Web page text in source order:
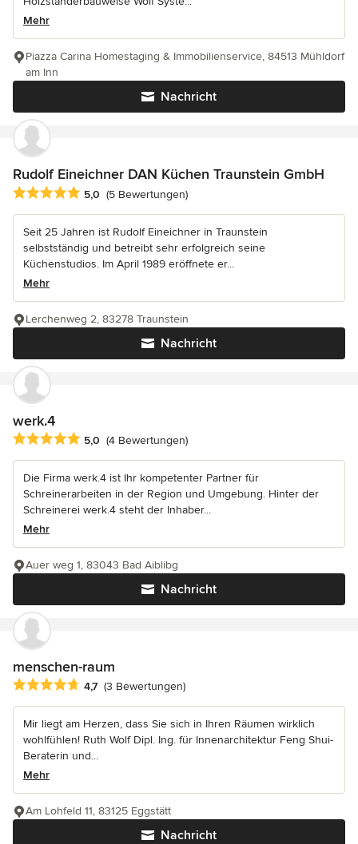
Mehr
Nachricht
Piazza Carina Homestaging & Immobilienservice, 84513 Mühldorf
am Inn
Rudolf Eineichner DAN Küchen Traunstein GmbH
Durchschnittliche Bewertung: 5 von 5 Sternen
5,0 (5 Bewertungen)
Seit 25 Jahren ist Rudolf Eineichner in Traunstein
selbstständig und betreibt sehr erfolgreich seine
Küchenstudios. Im April 1989 eröffnete er...
Mehr
Nachricht
Lerchenweg 2, 83278 Traunstein
werk.4
Durchschnittliche Bewertung: 5 von 5 Sternen
5,0 (4 Bewertungen)
Die Firma werk.4 ist Ihr kompetenter Partner für
Schreinerarbeiten in der Region und Umgebung. Hinter der
Schreinerei werk.4 steht der Inhaber...
Mehr
Nachricht
Auer weg 1, 83043 Bad Aiblibg
menschen-raum
Durchschnittliche Bewertung: 4.7 von 5 Sternen
4,7 (3 Bewertungen)
Mir liegt am Herzen, dass Sie sich in Ihren Räumen wirklich
wohlfühlen! Ruth Wolf Dipl. Ing. für Innenarchitektur Feng Shui-
Beraterin und...
Mehr
Nachricht
Am Lohfeld 11, 83125 Eggstätt